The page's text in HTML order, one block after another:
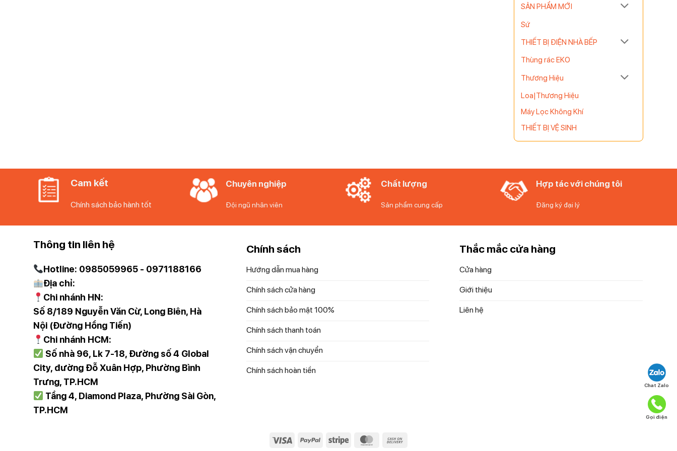
SẢN PHẨM MỚI
Sứ
THIẾT BỊ ĐIỆN NHÀ BẾP
Thùng rác EKO
Thương Hiệu
Loa|Thương Hiệu
Máy Lọc Không Khí
THIẾT BỊ VỆ SINH
Cam kết
Chính sách bảo hành tốt
Chuyên nghiệp
Đội ngũ nhân viên
Chất lượng
Sản phẩm cung cấp
Hợp tác với chúng tôi
Đăng ký đại lý
Thông tin liên hệ
Hotline: 0985059965 - 0971188166
Địa chỉ:
Chi nhánh HN:
Số 8/189 Nguyễn Văn Cừ, Long Biên, Hà
Nội (Đường Hồng Tiến)
Chi nhánh HCM:
Số nhà 96, Lk 7-18, Đường số 4 Global
City, đường Đỗ Xuân Hợp, Phường Bình
Trưng, TP.HCM
Tầng 4, Diamond Plaza, Phường Sài Gòn,
TP.HCM
Chính sách
Hướng dẫn mua hàng
Chính sách cửa hàng
Chính sách bảo mật 100%
Chính sách thanh toán
Chính sách vận chuyển
Chính sách hoàn tiền
Thắc mắc cửa hàng
Cửa hàng
Giới thiệu
Liên hệ
Visa PayPal Stripe MasterCard
Chat Zalo
Gọi điện